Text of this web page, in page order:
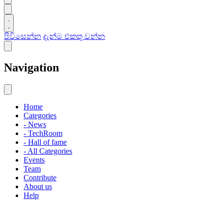
පිවිසෙන්න දැන්ම එකතු වන්න
Navigation
Home
Categories
- News
- TechRoom
- Hall of fame
- All Categories
Events
Team
Contribute
About us
Help